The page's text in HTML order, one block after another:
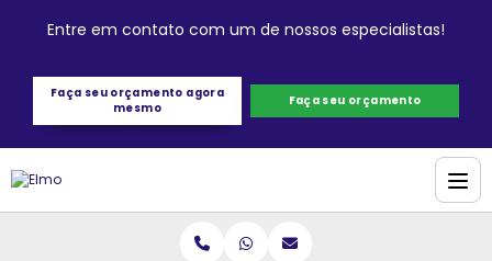
Entre em contato com um de nossos especialistas!
Faça seu orçamento agora
mesmo
Faça seu orçamento